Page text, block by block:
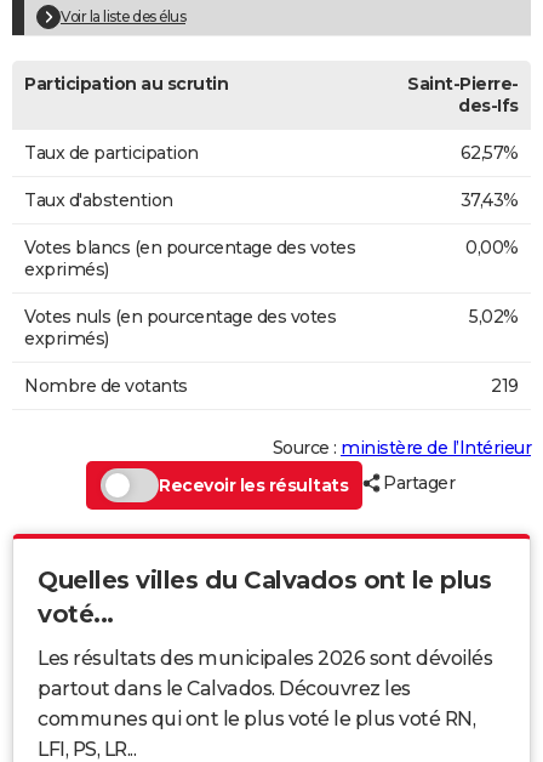
FORUM
Bricolage
Lifestyle
Culture
Sport
Auto
Television
Voyage
Cinema
Voir la liste des élus
Participation au scrutin
Saint-Pierre-
des-Ifs
Taux de participation 62,57%
Taux d'abstention 37,43%
Votes blancs (en pourcentage des votes
exprimés)
0,00%
Votes nuls (en pourcentage des votes
exprimés)
5,02%
Nombre de votants 219
Source : ministère de l’Intérieur
Recevoir les résultats
Partager
Quelles villes du Calvados ont le plus
voté...
Les résultats des municipales 2026 sont dévoilés
partout dans le Calvados. Découvrez les
communes qui ont le plus voté le plus voté RN,
LFI, PS, LR...